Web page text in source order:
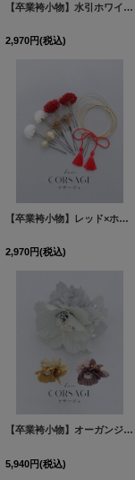
【卒業袴小物】水引ホワイトドライフラワーセット髪飾り【1カラー】
2,970円(税込)
【卒業袴小物】レッド×ホワイトフラワーセット髪飾り【1カラー】
2,970円(税込)
【卒業袴小物】オーガンジーフラワーアンティークベリーコサージュ【3カラー】
5,940円(税込)